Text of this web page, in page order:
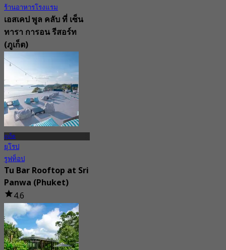
ร้านอาหารโรงแรม
เอสเคป พูล คลับ ที่ เซ็น
ทารา การอน รีสอร์ท
(ภูเก็ต)
New
จาก฿ 637.5
ภูเก็ต
ยุโรป
รูฟท็อป
Tu Bar Rooftop at Sri
Panwa (Phuket)
4.6
1.3K การจอง
จาก฿ 1,395